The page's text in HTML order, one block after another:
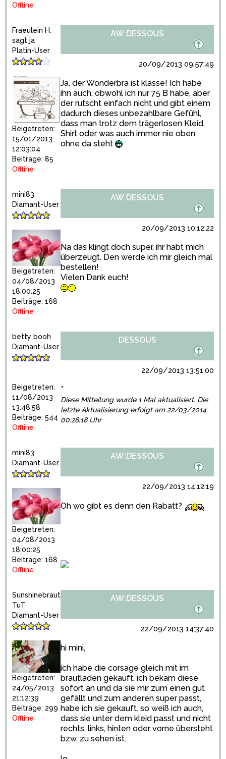
Offline
Fraeulein H.
sagt ja
Platin-User
Beigetreten:
15/01/2013
12:03:04
Beiträge: 85
Offline
AW:DESSOUS
20/09/2013 09:57:49
Ja, der Wonderbra ist klasse! Ich habe
ihn auch, obwohl ich nur 75 B habe, aber
der rutscht einfach nicht und gibt einem
dadurch dieses unbezahlbare Gefühl,
dass man trotz dem trägerlosen Kleid,
Shirt oder was auch immer nie oben
ohne da steht
mini83
Diamant-User
Beigetreten:
04/08/2013
18:00:25
Beiträge: 168
Offline
AW:DESSOUS
20/09/2013 10:12:22
Na das klingt doch super, ihr habt mich
überzeugt. Den werde ich mir gleich mal
bestellen!
Vielen Dank euch!
betty booh
Diamant-User
Beigetreten:
11/08/2013
13:48:58
Beiträge: 544
Offline
DESSOUS
22/09/2013 13:51:00
*
Diese Mitteilung wurde 1 Mal aktualisiert. Die
letzte Aktualisierung erfolgt am 22/03/2014
00:28:18 Uhr
mini83
Diamant-User
Beigetreten:
04/08/2013
18:00:25
Beiträge: 168
Offline
AW:DESSOUS
22/09/2013 14:12:19
Oh wo gibt es denn den Rabatt?
Sunshinebraut
TuT
Diamant-User
Beigetreten:
24/05/2013
21:12:39
Beiträge: 299
Offline
AW:DESSOUS
22/09/2013 14:37:40
hi mini,
ich habe die corsage gleich mit im
brautladen gekauft. ich bekam diese
sofort an und da sie mir zum einen gut
gefällt und zum anderen super passt,
habe ich sie gekauft. so weiß ich auch,
dass sie unter dem kleid passt und nicht
rechts, links, hinten oder vorne übersteht
bzw. zu sehen ist.